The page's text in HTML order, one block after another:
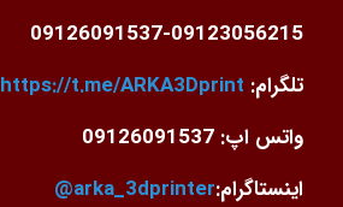
09126091537-09123056215
تلگرام: https://t.me/ARKA3Dprint
واتس اپ: 09126091537
اینستاگرام:arka_3dprinter@